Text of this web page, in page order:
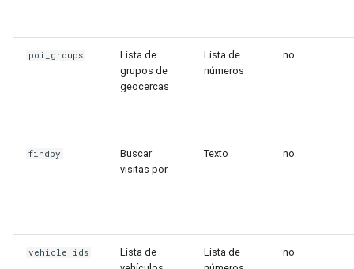
poi_groups
Lista de
grupos de
geocercas
Lista de
números
no
findby
Buscar
visitas por
Texto no
vehicle_ids
Lista de
Lista de
no